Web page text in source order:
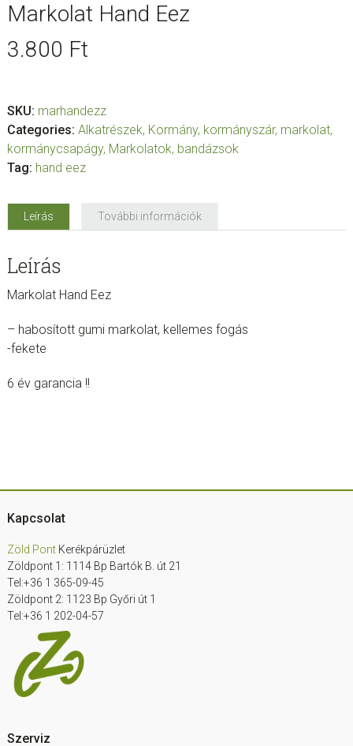
Markolat Hand Eez
3.800 Ft
SKU: marhandezz
Categories: Alkatrészek, Kormány, kormányszár, markolat,
kormánycsapágy, Markolatok, bandázsok
Tag: hand eez
Leírás További információk
Leírás
Markolat Hand Eez
– habosított gumi markolat, kellemes fogás
-fekete
6 év garancia !!
Footer
Kapcsolat
Zöld PontKerékpárüzlet
Zöldpont 1: 1114 Bp Bartók B. út 21
Tel:+36 1 365-09-45
Zöldpont 2: 1123 Bp Győri út 1
Tel:+36 1 202-04-57
Szerviz